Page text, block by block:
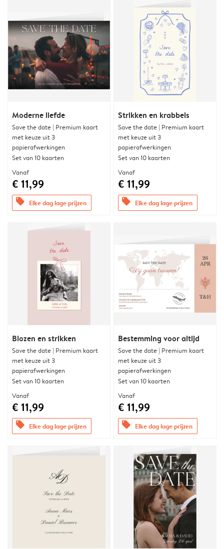
Moderne liefde
Save the date | Premium kaart
met keuze uit 3
papierafwerkingen
Set van 10 kaarten
Vanaf
€ 11,99
offers Elke dag lage prijzen
Strikken en krabbels
Save the date | Premium kaart
met keuze uit 3
papierafwerkingen
Set van 10 kaarten
Vanaf
€ 11,99
offers Elke dag lage prijzen
Blozen en strikken
Save the date | Premium kaart
met keuze uit 3
papierafwerkingen
Set van 10 kaarten
Vanaf
€ 11,99
offers Elke dag lage prijzen
Bestemming voor altijd
Save the date | Premium kaart
met keuze uit 3
papierafwerkingen
Set van 10 kaarten
Vanaf
€ 11,99
offers Elke dag lage prijzen